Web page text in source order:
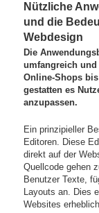
Nützliche
und die
Webdesign
Die
umfangreich
Online-Shops
gestatten es
anzupassen.
Ein prinzipieller
Editoren. Diese
direkt auf der
Quellcode gehen
Benutzer Texte,
Layouts an. Dies
Websites